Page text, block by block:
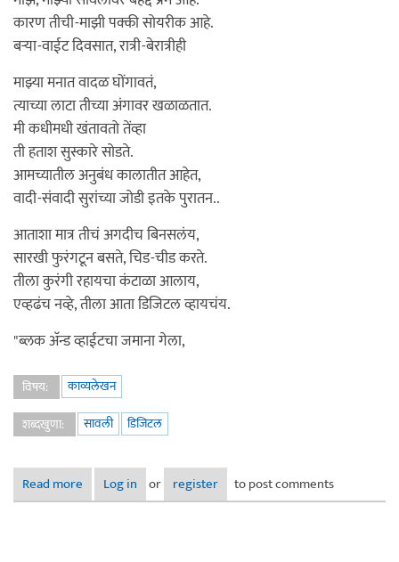
कारण तीची-माझी पक्की सोयरीक आहे.
बर्‍या-वाईट दिवसात, रात्री-बेरात्रीही
माझ्या मनात वादळ घोंगावतं,
त्याच्या लाटा तीच्या अंगावर खळाळतात.
मी कधीमधी खंतावतो तेंव्हा
ती हताश सुस्कारे सोडते.
आमच्यातील अनुबंध कालातीत आहेत,
वादी-संवादी सुरांच्या जोडी इतके पुरातन..
आताशा मात्र तीचं अगदीच बिनसलंय,
सारखी फुरंगटून बसते, चिड-चीड करते.
तीला कुरंगी रहायचा कंटाळा आलाय,
एव्हढंच नव्हे, तीला आता डिजिटल व्हायचंय.
"ब्लक अ‍ॅन्ड व्हाईटचा जमाना गेला,
विषय:
काव्यलेखन
शब्दखुणा:
सावली डिजिटल
Read more about डिजिटल सावली
Log in or register to post comments